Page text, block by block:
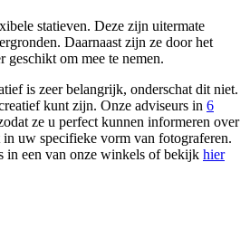
statieven. Deze zijn uitermate
Daarnaast zijn ze door het
geschikt om mee te nemen.
is zeer belangrijk, onderschat dit niet.
kunt zijn. Onze adviseurs in 6
ze u perfect kunnen informeren over
uw specifieke vorm van fotograferen.
in een van onze winkels of bekijk hier